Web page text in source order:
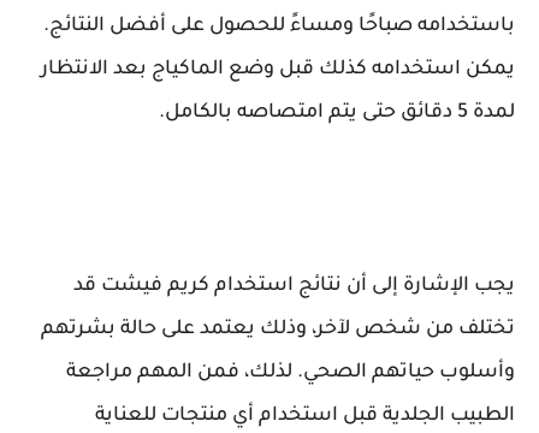
باستخدامه صباحًا ومساءً للحصول على أفضل النتائج.
يمكن استخدامه كذلك قبل وضع الماكياج بعد الانتظار
لمدة 5 دقائق حتى يتم امتصاصه بالكامل.
يجب الإشارة إلى أن نتائج استخدام كريم فيشت قد
تختلف من شخص لآخر، وذلك يعتمد على حالة بشرتهم
وأسلوب حياتهم الصحي. لذلك، فمن المهم مراجعة
الطبيب الجلدية قبل استخدام أي منتجات للعناية